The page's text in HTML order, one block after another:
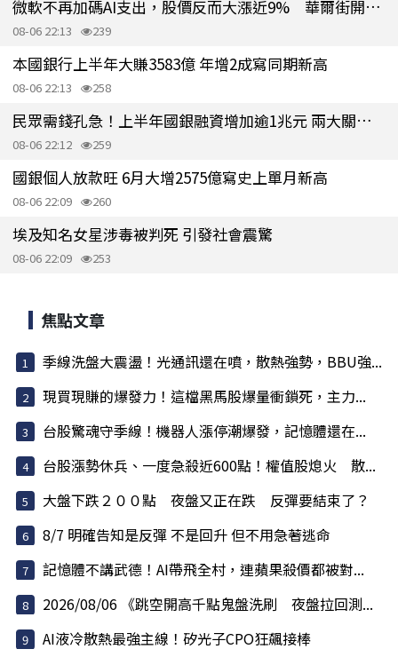
微軟不再加碼AI支出，股價反而大漲近9% 華爾街開始算回本帳
08-06 22:13 239
本國銀行上半年大賺3583億 年增2成寫同期新高
08-06 22:13 258
民眾需錢孔急！上半年國銀融資增加逾1兆元 兩大關鍵原因曝光
08-06 22:12 259
國銀個人放款旺 6月大增2575億寫史上單月新高
08-06 22:09 260
埃及知名女星涉毒被判死 引發社會震驚
08-06 22:09 253
焦點文章
季線洗盤大震盪！光通訊還在噴，散熱強勢，BBU強...
現買現賺的爆發力！這檔黑馬股爆量衝鎖死，主力...
台股驚魂守季線！機器人漲停潮爆發，記憶體還在...
台股漲勢休兵、一度急殺近600點！權值股熄火 散...
大盤下跌２００點 夜盤又正在跌 反彈要結束了？
8/7 明確告知是反彈 不是回升 但不用急著逃命
記憶體不講武德！AI帶飛全村，連蘋果殺價都被對...
2026/08/06 《跳空開高千點鬼盤洗刷 夜盤拉回測...
AI液冷散熱最強主線！矽光子CPO狂飆接棒